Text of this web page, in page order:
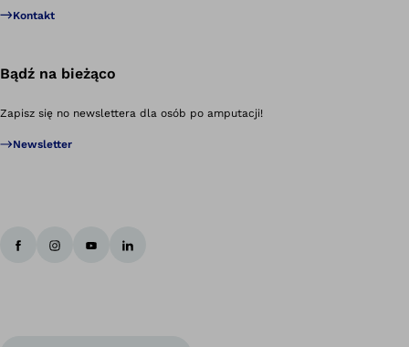
Kontakt
Bądź na bieżąco
Zapisz się no newslettera dla osób po amputacji!
Newsletter